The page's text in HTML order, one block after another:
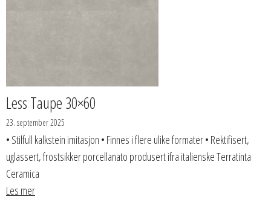
Less Taupe 30×60
23. september 2025
• Stilfull kalkstein imitasjon • Finnes i flere ulike formater • Rektifisert,
uglassert, frostsikker porcellanato produsert ifra italienske Terratinta
Ceramica
Les mer